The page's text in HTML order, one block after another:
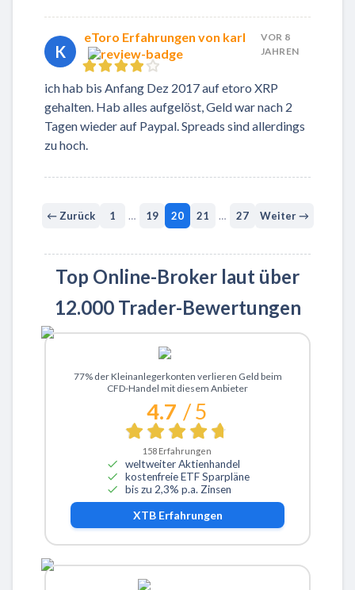
K
eToro Erfahrungen von karl
VOR 8
JAHREN
ich hab bis Anfang Dez 2017 auf etoro XRP
gehalten. Hab alles aufgelöst, Geld war nach 2
Tagen wieder auf Paypal. Spreads sind allerdings
zu hoch.
← Zurück 1 … 19 20 21 … 27 Weiter →
Top Online-Broker laut über
12.000 Trader-Bewertungen
Zu XTB
77% der Kleinanlegerkonten verlieren Geld beim
CFD-Handel mit diesem Anbieter
4.7 / 5
158 Erfahrungen
weltweiter Aktienhandel
kostenfreie ETF Sparpläne
bis zu 2,3% p.a. Zinsen
XTBErfahrungen